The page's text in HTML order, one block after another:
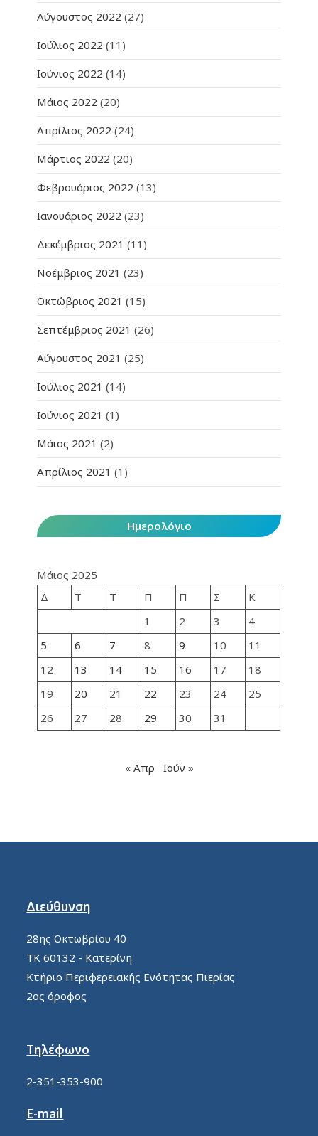
Αύγουστος 2022 (27)
Ιούλιος 2022 (11)
Ιούνιος 2022 (14)
Μάιος 2022 (20)
Απρίλιος 2022 (24)
Μάρτιος 2022 (20)
Φεβρουάριος 2022 (13)
Ιανουάριος 2022 (23)
Δεκέμβριος 2021 (11)
Νοέμβριος 2021 (23)
Οκτώβριος 2021 (15)
Σεπτέμβριος 2021 (26)
Αύγουστος 2021 (25)
Ιούλιος 2021 (14)
Ιούνιος 2021 (1)
Μάιος 2021 (2)
Απρίλιος 2021 (1)
Ημερολόγιο
Μάιος 2025
Δ
Τ Τ Π Π Σ
Κ
1
2 3
4
5
6 7 8 9 10
11
12
13 14 15 16 17
18
19
20 21 22 23 24
25
26
27 28 29 30 31
« Απρ Ιούν »
Διεύθυνση
28ης Οκτωβρίου 40
ΤΚ 60132 - Κατερίνη
Κτήριο Περιφερειακής Ενότητας Πιερίας
2ος όροφος
Τηλέφωνο
2-351-353-900
E-mail